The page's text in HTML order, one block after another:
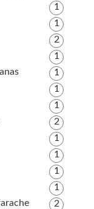
1
1
2
1
1
1
1
2
1
1
1
1
2